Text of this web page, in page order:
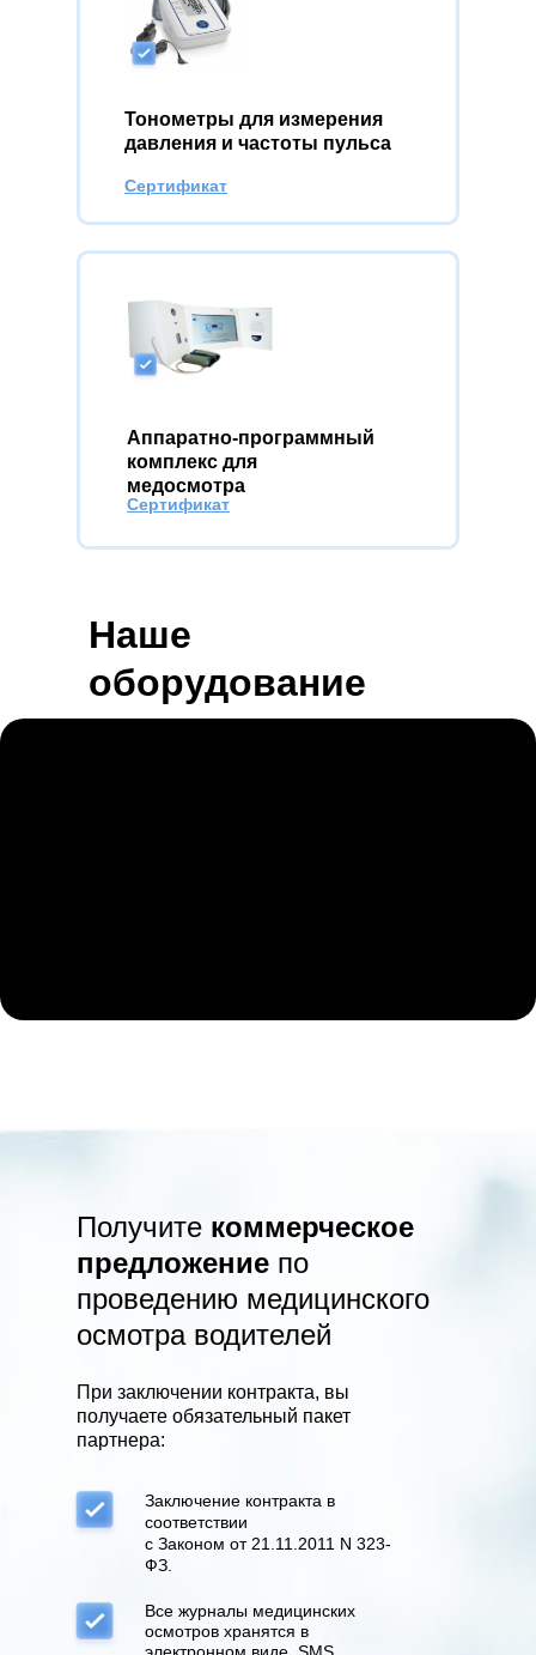
Тонометры для измерения
давления и частоты пульса
Сертификат
Аппаратно-программный
комплекс для
медосмотра
Сертификат
Наше
оборудование
Получите коммерческое
предложение по
проведению медицинского
осмотра водителей
Заключение контракта в
соответствии
с Законом от 21.11.2011 N 323-
ФЗ.
Все журналы медицинских
осмотров хранятся в
При заключении контракта, вы
получаете обязательный пакет
партнера: